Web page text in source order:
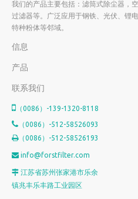
我们的产品主要包括：滤筒式除尘器，
过滤器等。广泛应用于钢铁、光伏、锂
特种粉体等邻域。
信息
产品
联系我们
 （0086）-139-1320-8118
 （0086）-512-58526093
（0086）-512-58526193
 info@forstfilter.com
 江苏省苏州张家港市乐余
镇兆丰乐丰路工业园区